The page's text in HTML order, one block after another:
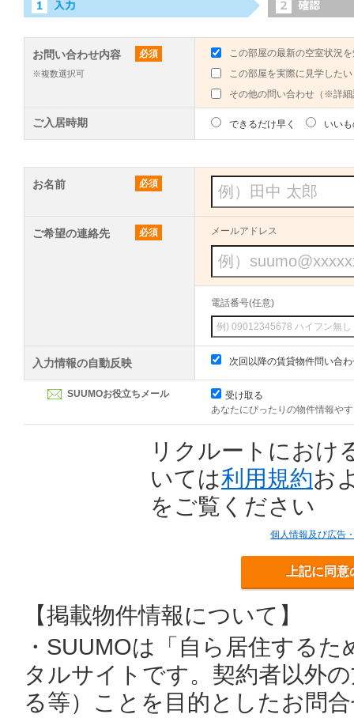
お問い合わせ内容 必須
※複数選択可
この部屋の最新の空室状況
この部屋を実際に見学したい
その他の問い合わせ（※詳
ご入居時期 できるだけ早く いい
お名前 必須
ご希望の連絡先 必須 メールアドレス
電話番号(任意)
入力情報の自動反映 次回以降の賃貸物件問い合
SUUMOお役立ちメール
受け取る
あなたにぴったりの物件情報や
リクルートにおけ
いては利用規約お
をご覧ください
個人情報及び広告
上記に同
【掲載物件情報について】
・SUUMOは「自ら居住する
タルサイトです。契約者以外
る等）ことを目的としたお問